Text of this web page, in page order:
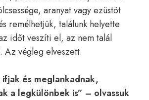
aranyat vagy ezüstöt
remélhetjük, találunk helyette
időt veszíti el, az nem talál
Az végleg elveszett.
ifjak és meglankadnak,
a legkülönbek is” – olvassuk